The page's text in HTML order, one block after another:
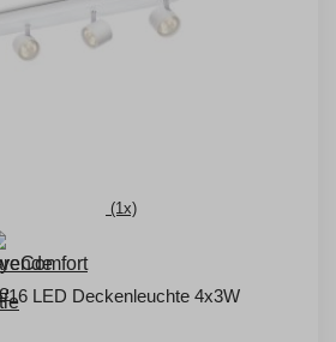
(1x)
16 LED Deckenleuchte 4x3W